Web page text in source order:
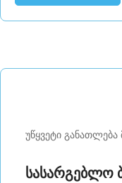
უწყვეტი
სასარგებლო